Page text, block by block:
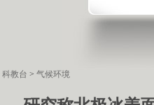
科教台 > 气候环境